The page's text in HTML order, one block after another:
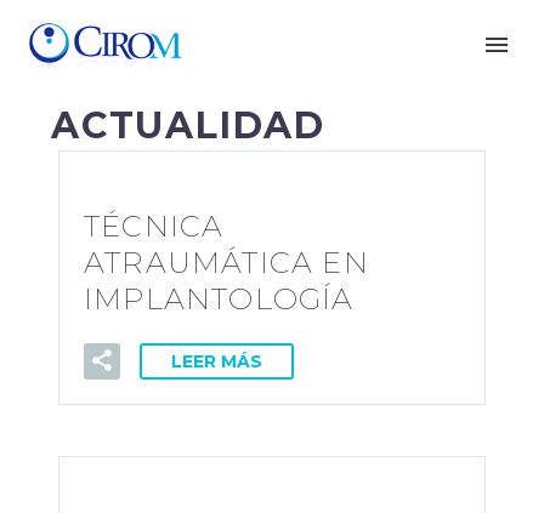
ACTUALIDAD
TÉCNICA
ATRAUMÁTICA EN
IMPLANTOLOGÍA
LEER MÁS